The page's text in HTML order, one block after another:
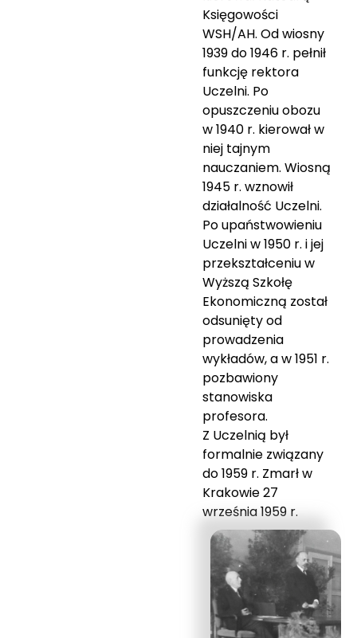
Księgowości
WSH/AH. Od wiosny
1939 do 1946 r. pełnił
funkcję rektora
Uczelni. Po
opuszczeniu obozu
w 1940 r. kierował w
niej tajnym
nauczaniem. Wiosną
1945 r. wznowił
działalność Uczelni.
Po upaństwowieniu
Uczelni w 1950 r. i jej
przekształceniu w
Wyższą Szkołę
Ekonomiczną został
odsunięty od
prowadzenia
wykładów, a w 1951 r.
pozbawiony
stanowiska
profesora.
Z Uczelnią był
formalnie związany
do 1959 r. Zmarł w
Krakowie 27
września 1959 r.